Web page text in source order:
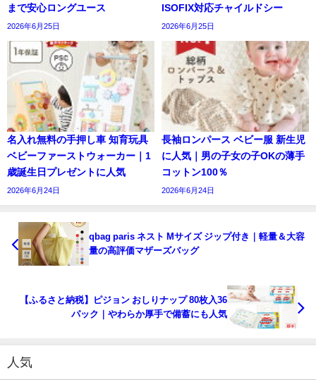
まで安心ロングユース
2026年6月25日
ISOFIX対応チャイルドシー
2026年6月25日
名入れ無料の手押し車 知育玩具
ベビーファーストウォーカー｜1
歳誕生日プレゼントに人気
2026年6月24日
長袖ロンパース ベビー服 新生児
に人気｜男の子女の子OKの薄手
コットン100％
2026年6月24日
qbag paris ネスト Mサイズ ジップ付き｜軽量＆大容
量の高評価マザーズバッグ
【ふるさと納税】ピジョン おしりナップ 80枚入36
パック｜やわらか厚手で備蓄にも人気
人気